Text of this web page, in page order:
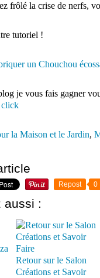
frôlé la crise de nerfs,
tutoriel !
je vous fais gagner
la Maison et le Jardin,
Repost 0
aussi :
Retour sur le Salon
Créations et Savoir